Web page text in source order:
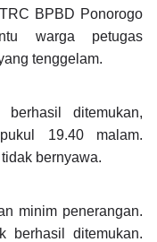
BPBD Ponorogo
warga petugas
tenggelam.
ditemukan,
19.40 malam.
bernyawa.
minim penerangan.
berhasil ditemukan.